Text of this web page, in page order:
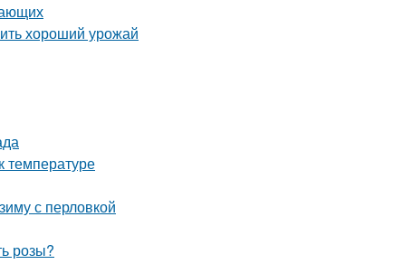
хороший урожай
температуре
с перловкой
розы?